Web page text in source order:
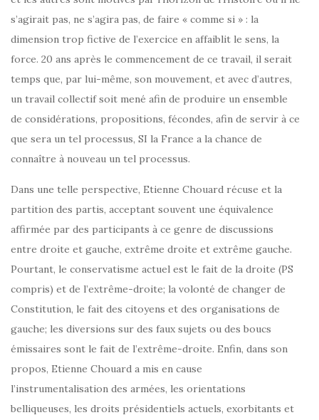
s’agirait pas, ne s’agira pas, de faire « comme si » : la
dimension trop fictive de l’exercice en affaiblit le sens, la
force. 20 ans après le commencement de ce travail, il serait
temps que, par lui-même, son mouvement, et avec d’autres,
un travail collectif soit mené afin de produire un ensemble
de considérations, propositions, fécondes, afin de servir à ce
que sera un tel processus, SI la France a la chance de
connaître à nouveau un tel processus.
Dans une telle perspective, Etienne Chouard récuse et la
partition des partis, acceptant souvent une équivalence
affirmée par des participants à ce genre de discussions
entre droite et gauche, extrême droite et extrême gauche.
Pourtant, le conservatisme actuel est le fait de la droite (PS
compris) et de l’extrême-droite; la volonté de changer de
Constitution, le fait des citoyens et des organisations de
gauche; les diversions sur des faux sujets ou des boucs
émissaires sont le fait de l’extrême-droite. Enfin, dans son
propos, Etienne Chouard a mis en cause
l’instrumentalisation des armées, les orientations
belliqueuses, les droits présidentiels actuels, exorbitants et